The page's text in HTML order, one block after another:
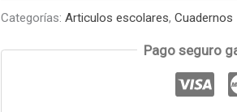
Categorías:Articulos escolares,Cuadernos
Pago seguro